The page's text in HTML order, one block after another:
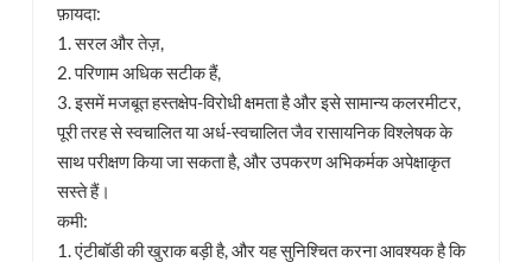
फ़ायदा:
1. सरल और तेज़,
2. परिणाम अधिक सटीक हैं,
3. इसमें मजबूत हस्तक्षेप-विरोधी क्षमता है और इसे सामान्य कलरमीटर,
पूरी तरह से स्वचालित या अर्ध-स्वचालित जैव रासायनिक विश्लेषक के
साथ परीक्षण किया जा सकता है, और उपकरण अभिकर्मक अपेक्षाकृत
सस्ते हैं।
कमी:
1. एंटीबॉडी की खुराक बड़ी है, और यह सुनिश्चित करना आवश्यक है कि